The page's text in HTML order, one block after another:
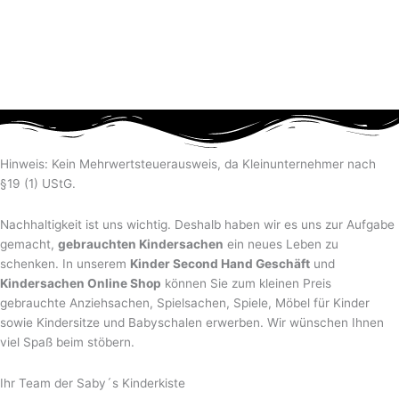
Hinweis: Kein Mehrwertsteuerausweis, da Kleinunternehmer nach
§19 (1) UStG.
Nachhaltigkeit ist uns wichtig. Deshalb haben wir es uns zur Aufgabe
gemacht, gebrauchten Kindersachen ein neues Leben zu
schenken. In unserem Kinder Second Hand Geschäft und
Kindersachen Online Shop können Sie zum kleinen Preis
gebrauchte Anziehsachen, Spiel­sachen, Spiele, Möbel für Kinder
sowie Kindersitze und Babyschalen erwerben. Wir wünschen Ihnen
viel Spaß beim stöbern.
Ihr Team der Saby´s Kinderkiste